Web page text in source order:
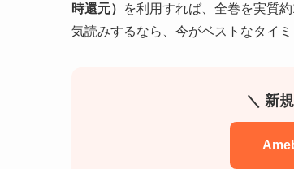
時還元）
を利用すれば、全巻を実質
気読みするなら、今がベストなタイミ
＼ 新